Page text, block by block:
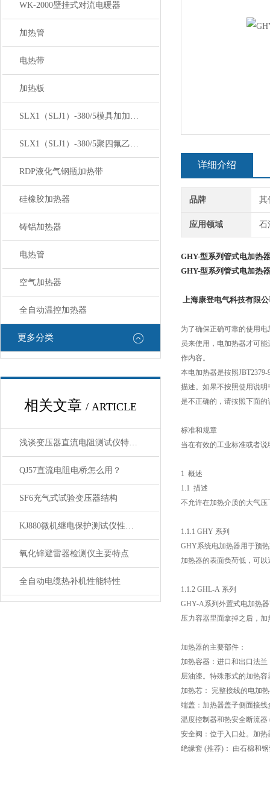
WK-2000壁挂式对流电暖器
加热管
电热带
加热板
SLX1（SLJ1）-380/5模具加加热棒
SLX1（SLJ1）-380/5聚四氟乙烯加热管
RDP液化气钢瓶加热带
硅橡胶加热器
铸铝加热器
电热管
空气加热器
全自动温控加热器
更多分类
相关文章 / ARTICLE
浅谈变压器直流电阻测试仪特点技术参数
QJ57直流电阻电桥怎么用？
SF6充气式试验变压器结构
KJ880微机继电保护测试仪性能指标技术参数
氧化锌避雷器检测仪主要特点
全自动电缆热补机性能特性
详细介绍
品牌 其
应用领域 石
GHY-型系列管式电加热器
GHY-型系列管式电加热器
上海康登电气科技有限
为了确保正确可靠的使用
员来使用，电加热器才可
作内容。
本电加热器是按照JBT2379-
描述。如果不按照使用说
是不正确的，请按照下面
标准和规章
当在有效的工业标准或者
1 概述
1.1 描述
不允许在加热介质的大气
1.1.1 GHY 系列
GHY系统电加热器用于预
加热器的表面负荷低，可
1.1.2 GHL-A 系列
GHY-A系列外置式电加热
压力容器里面拿掉之后，
加热器的主要部件：
加热容器：进口和出口法
层油漆。特殊形式的加热
加热芯： 完整接线的电加
端盖：加热器盖子侧面接
温度控制器和热安全断流器
安全阀：位于入口处。加
绝缘套 (推荐) ： 由石棉和